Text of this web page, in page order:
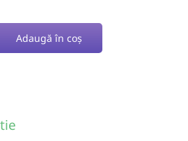
Adaugă în coș